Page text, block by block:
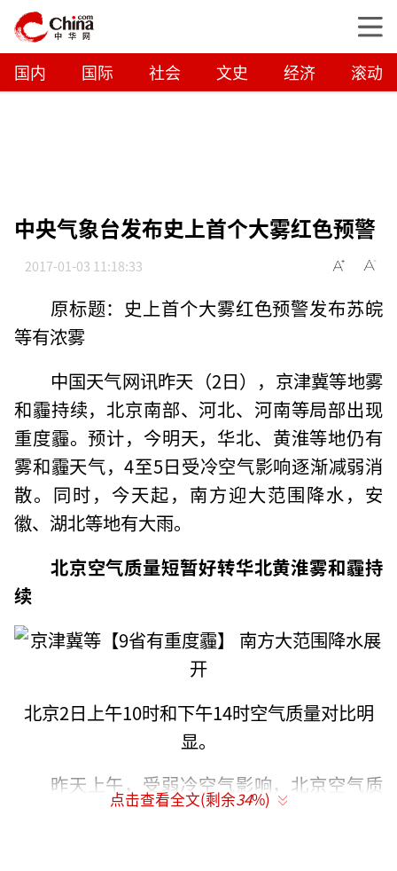
国内 国际 社会 文史 经济 滚动
中央气象台发布史上首个大雾红色预警
2017-01-03 11:18:33
原标题：史上首个大雾红色预警发布苏皖
等有浓雾
中国天气网讯昨天（2日），京津冀等地雾
和霾持续，北京南部、河北、河南等局部出现
重度霾。预计，今明天，华北、黄淮等地仍有
雾和霾天气，4至5日受冷空气影响逐渐减弱消
散。同时，今天起，南方迎大范围降水，安
徽、湖北等地有大雨。
北京空气质量短暂好转华北黄淮雾和霾持
续
北京2日上午10时和下午14时空气质量对比明
显。
昨天上午，受弱冷空气影响，北京空气质
量迅速好转，一度达良好级别。但冷空气实力
点击查看全文(剩余34%)